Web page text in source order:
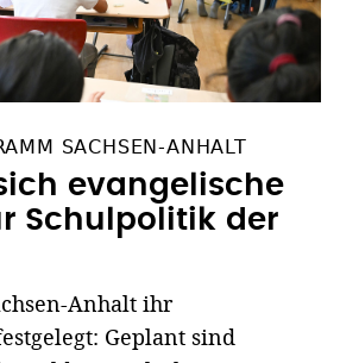
SACHSEN-ANHALT
evangelische
Schulpolitik der
Anhalt ihr
Geplant sind